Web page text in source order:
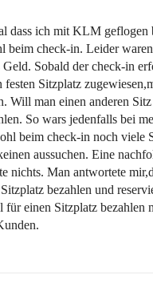
dass ich mit KLM
beim check-in. Leider
Geld. Sobald der check-in
Sitzplatz
Will man einen anderen
So wars jedenfalls bei
beim check-in noch viele
aussuchen. Eine
nichts. Man antwortete
bezahlen und
für einen Sitzplatz bezahlen